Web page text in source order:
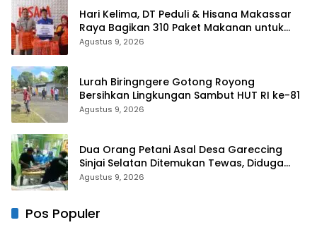
Hari Kelima, DT Peduli & Hisana Makassar
Raya Bagikan 310 Paket Makanan untuk
Korban Kebakaran Tallo
Agustus 9, 2026
Lurah Biringngere Gotong Royong
Bersihkan Lingkungan Sambut HUT RI ke-81
Agustus 9, 2026
Dua Orang Petani Asal Desa Gareccing
Sinjai Selatan Ditemukan Tewas, Diduga
“Kennaki Strom Kasian”
Agustus 9, 2026
Pos Populer